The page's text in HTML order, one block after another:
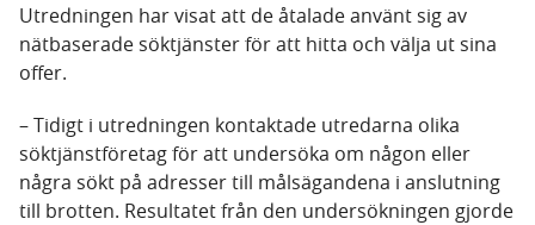
Utredningen har visat att de åtalade använt sig av
nätbaserade söktjänster för att hitta och välja ut sina
offer.
– Tidigt i utredningen kontaktade utredarna olika
söktjänstföretag för att undersöka om någon eller
några sökt på adresser till målsägandena i anslutning
till brotten. Resultatet från den undersökningen gjorde